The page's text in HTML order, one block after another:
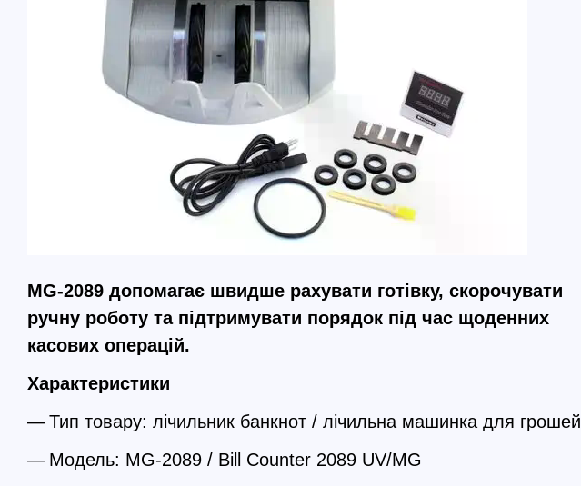
MG-2089 допомагає швидше рахувати готівку, скорочувати
ручну роботу та підтримувати порядок під час щоденних
касових операцій.
Характеристики
Тип товару: лічильник банкнот / лічильна машинка для грошей
Модель: MG-2089 / Bill Counter 2089 UV/MG